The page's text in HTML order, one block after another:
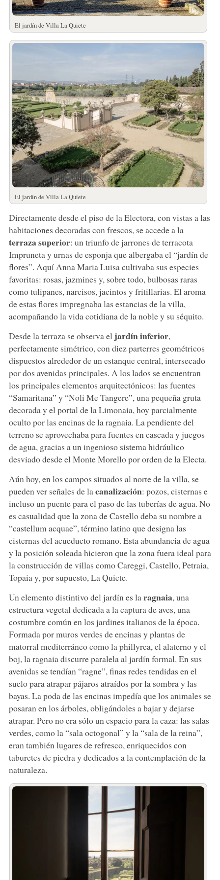
El jardín de Villa La Quiete
El jardín de Villa La Quiete
Directamente desde el piso de la Electora, con vistas a las
habitaciones decoradas con frescos, se accede a la
terraza superior: un triunfo de jarrones de terracota
Impruneta y urnas de esponja que albergaba el “jardín de
flores”. Aquí Anna Maria Luisa cultivaba sus especies
favoritas: rosas, jazmines y, sobre todo, bulbosas raras
como tulipanes, narcisos, jacintos y fritillarias. El aroma
de estas flores impregnaba las estancias de la villa,
acompañando la vida cotidiana de la noble y su séquito.
Desde la terraza se observa el jardín inferior,
perfectamente simétrico, con diez parterres geométricos
dispuestos alrededor de un estanque central, intersecado
por dos avenidas principales. A los lados se encuentran
los principales elementos arquitectónicos: las fuentes
“Samaritana” y “Noli Me Tangere”, una pequeña gruta
decorada y el portal de la Limonaia, hoy parcialmente
oculto por las encinas de la ragnaia. La pendiente del
terreno se aprovechaba para fuentes en cascada y juegos
de agua, gracias a un ingenioso sistema hidráulico
desviado desde el Monte Morello por orden de la Electa.
Aún hoy, en los campos situados al norte de la villa, se
pueden ver señales de lacanalización: pozos, cisternas e
incluso un puente para el paso de las tuberías de agua. No
es casualidad que la zona de Castello deba su nombre a
“castellum acquae”, término latino que designa las
cisternas del acueducto romano. Esta abundancia de agua
y la posición soleada hicieron que la zona fuera ideal para
la construcción de villas como Careggi, Castello, Petraia,
Topaia y, por supuesto, La Quiete.
Un elemento distintivo del jardín es laragnaia, una
estructura vegetal dedicada a la captura de aves, una
costumbre común en los jardines italianos de la época.
Formada por muros verdes de encinas y plantas de
matorral mediterráneo como la phillyrea, el alaterno y el
boj, la ragnaia discurre paralela al jardín formal. En sus
avenidas se tendían “ragne”, finas redes tendidas en el
suelo para atrapar pájaros atraídos por la sombra y las
bayas. La poda de las encinas impedía que los animales se
posaran en los árboles, obligándoles a bajar y dejarse
atrapar. Pero no era sólo un espacio para la caza: las salas
verdes, como la “sala octogonal” y la “sala de la reina”,
eran también lugares de refresco, enriquecidos con
taburetes de piedra y dedicados a la contemplación de la
naturaleza.